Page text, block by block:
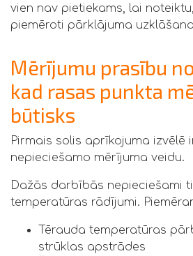
vien nav pietiekams, lai
piemēroti pārklājuma
Mērījumu prasību
kad rasas punkta
būtisks
Pirmais solis aprīkojuma izvēlē
nepieciešamo mērījuma veidu.
Dažās darbībās nepieciešami
temperatūras rādījumi.
Tērauda temperatūras
strūklas apstrādes